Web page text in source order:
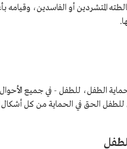
المتشردين أو الفاسدين، وقيامه
الطفل، للطفل - في جميع الأحوال -
الحق في الحماية من كل أشكال